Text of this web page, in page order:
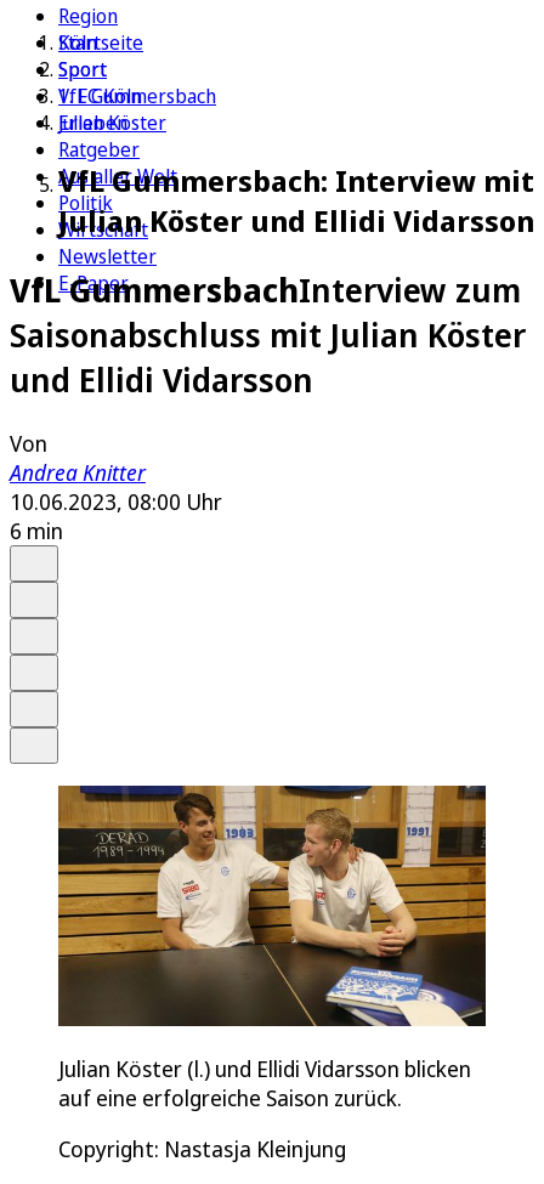
Region
Köln
Sport
1. FC Köln
Erleben
Ratgeber
Aus aller Welt
Politik
Wirtschaft
Newsletter
E-Paper
Startseite
Sport
VfL Gummersbach
Julian Köster
VfL Gummersbach: Interview mit
Julian Köster und Ellidi Vidarsson
VfL GummersbachInterview zum
Saisonabschluss mit Julian Köster
und Ellidi Vidarsson
Von
Andrea Knitter
10.06.2023, 08:00 Uhr
6 min
Julian Köster (l.) und Ellidi Vidarsson blicken
auf eine erfolgreiche Saison zurück.
Copyright: Nastasja Kleinjung